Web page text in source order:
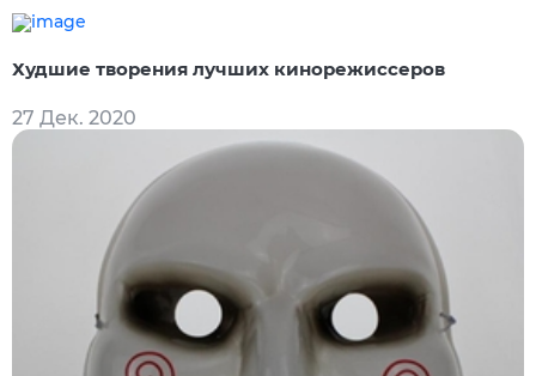
Худшие творения лучших кинорежиссеров
27 Дек. 2020